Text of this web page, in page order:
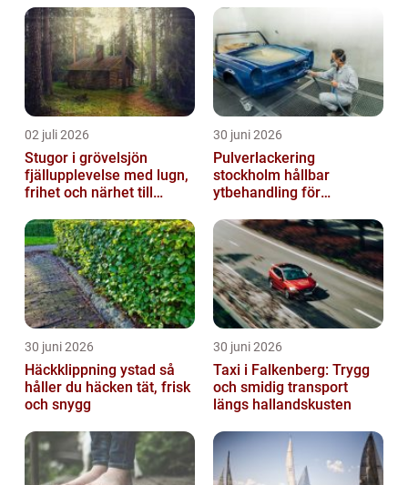
02 juli 2026
Stugor i grövelsjön
fjällupplevelse med lugn,
frihet och närhet till
30 juni 2026
Pulverlackering
stockholm hållbar
ytbehandling för
30 juni 2026
Häckklippning ystad så
håller du häcken tät, frisk
och snygg
30 juni 2026
Taxi i Falkenberg: Trygg
och smidig transport
längs hallandskusten